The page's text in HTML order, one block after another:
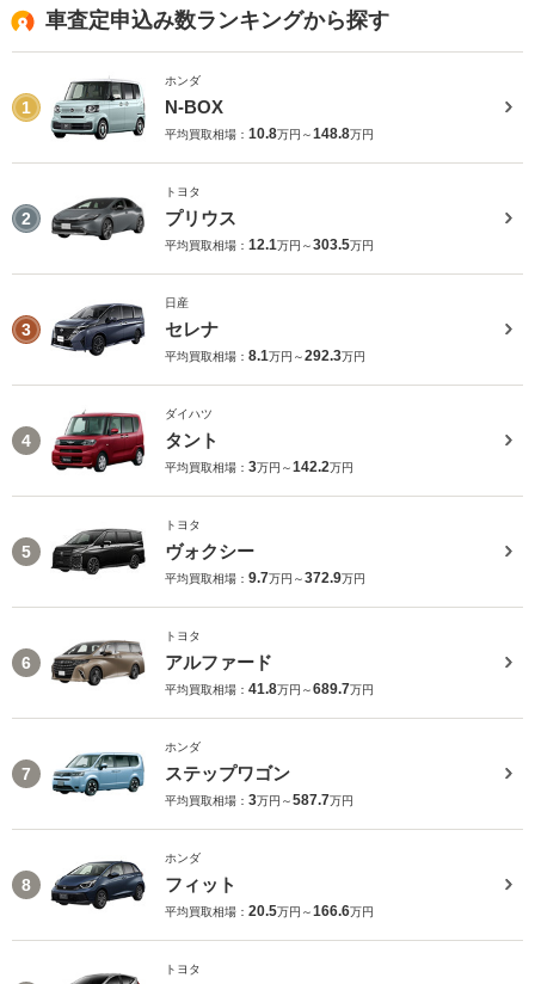
車査定申込み数ランキングから探す
1
ホンダ
N-BOX
平均買取相場： 10.8万円～148.8万円
2
トヨタ
プリウス
平均買取相場： 12.1万円～303.5万円
3
日産
セレナ
平均買取相場： 8.1万円～292.3万円
4
ダイハツ
タント
平均買取相場： 3万円～142.2万円
5
トヨタ
ヴォクシー
平均買取相場： 9.7万円～372.9万円
6
トヨタ
アルファード
平均買取相場： 41.8万円～689.7万円
7
ホンダ
ステップワゴン
平均買取相場： 3万円～587.7万円
8
ホンダ
フィット
平均買取相場： 20.5万円～166.6万円
トヨタ